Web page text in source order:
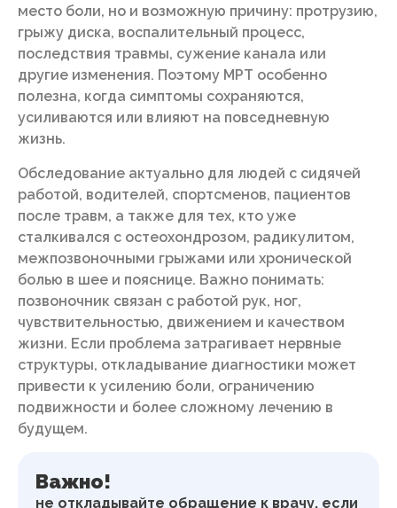
место боли, но и возможную причину: протрузию,
грыжу диска, воспалительный процесс,
последствия травмы, сужение канала или
другие изменения. Поэтому МРТ особенно
полезна, когда симптомы сохраняются,
усиливаются или влияют на повседневную
жизнь.
Обследование актуально для людей с сидячей
работой, водителей, спортсменов, пациентов
после травм, а также для тех, кто уже
сталкивался с остеохондрозом, радикулитом,
межпозвоночными грыжами или хронической
болью в шее и пояснице. Важно понимать:
позвоночник связан с работой рук, ног,
чувствительностью, движением и качеством
жизни. Если проблема затрагивает нервные
структуры, откладывание диагностики может
привести к усилению боли, ограничению
подвижности и более сложному лечению в
будущем.
Важно!
не откладывайте обращение к врачу, если